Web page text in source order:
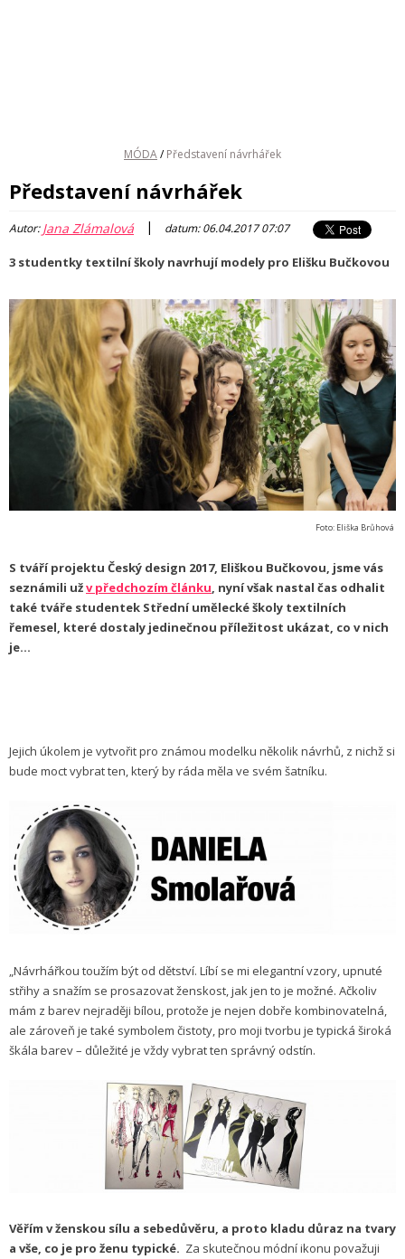
MÓDA/ Představení návrhářek
Představení návrhářek
Autor:Jana Zlámalová | datum: 06.04.2017 07:07
3 studentky textilní školy navrhují modely pro Elišku Bučkovou
Foto: Eliška Brůhová
S tváří projektu Český design 2017, Eliškou Bučkovou, jsme vás
seznámili užv předchozím článku, nyní však nastal čas odhalit
také tváře studentek Střední umělecké školy textilních
řemesel, které dostaly jedinečnou příležitost ukázat, co v nich
je...
Jejich úkolem je vytvořit pro známou modelku několik návrhů, z nichž si
bude moct vybrat ten, který by ráda měla ve svém šatníku.
„Návrhářkou toužím být od dětství. Líbí se mi elegantní vzory, upnuté
střihy a snažím se prosazovat ženskost, jak jen to je možné. Ačkoliv
mám z barev nejraději bílou, protože je nejen dobře kombinovatelná,
ale zároveň je také symbolem čistoty, pro moji tvorbu je typická široká
škála barev – důležité je vždy vybrat ten správný odstín.
Věřím v ženskou sílu a sebedůvěru, a proto kladu důraz na tvary
a vše, co je pro ženu typické. Za skutečnou módní ikonu považuji